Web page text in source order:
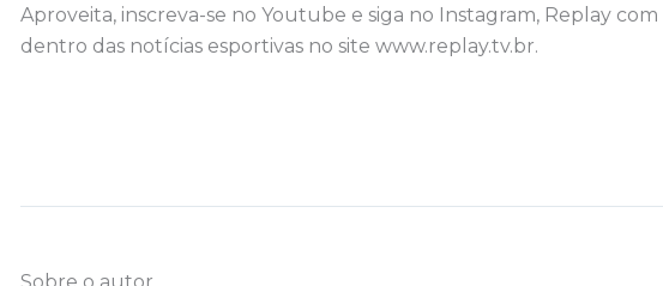
Aproveita, inscreva-se no Youtube e siga no Instagram, Replay com
dentro das notícias esportivas no site www.replay.tv.br.
Sobre o autor